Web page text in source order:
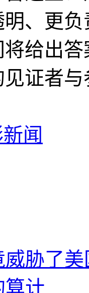
、更
给出
证者
闻
胁了
算计